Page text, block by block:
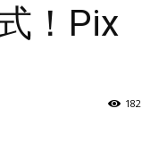
！Pix
182